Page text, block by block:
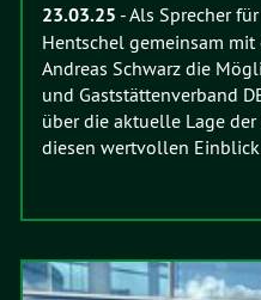
23.03.25 -Als Sprecher
Hentschel gemeinsam
Andreas Schwarz die
und Gaststättenverband
über die aktuelle Lage der
diesen wertvollen